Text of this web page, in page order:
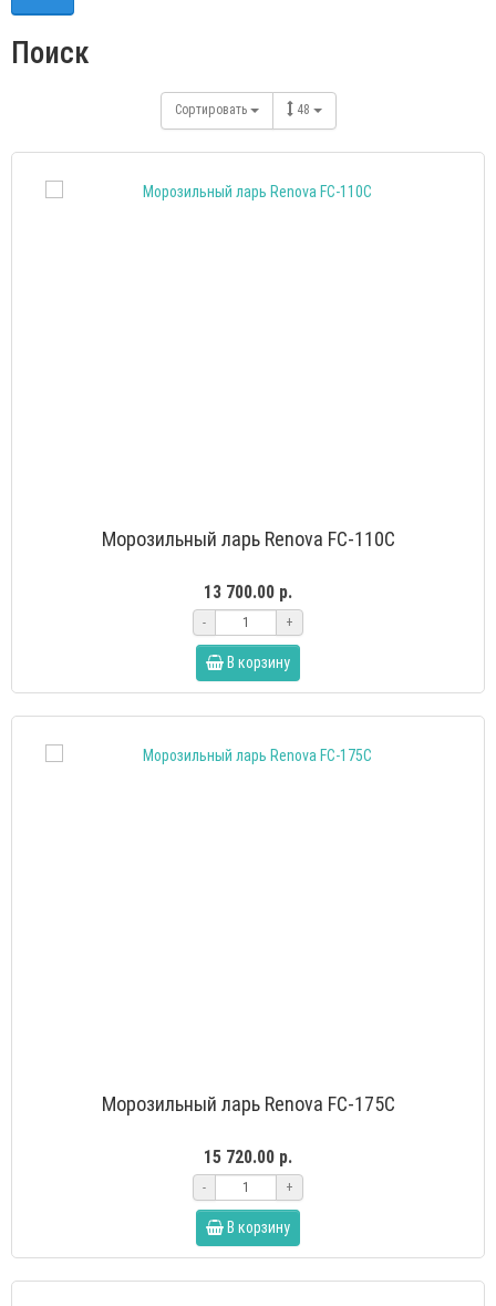
Поиск
Сортировать 48
Морозильный ларь Renova FC-110C
13 700.00 р.
- +
В корзину
Морозильный ларь Renova FC-175C
15 720.00 р.
- +
В корзину